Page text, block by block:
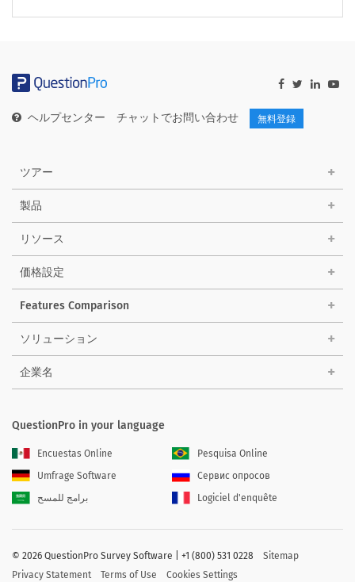
ヘルプセンター チャットでお問い合わせ 無料登録
ツアー
製品
リソース
価格設定
Features Comparison
ソリューション
企業名
QuestionPro in your language
Encuestas Online
Pesquisa Online
Umfrage Software
Сервис опросов
برامج للمسح
Logiciel d'enquête
© 2026 QuestionPro Survey Software | +1 (800) 531 0228
Sitemap
Privacy Statement
Terms of Use Cookies Settings